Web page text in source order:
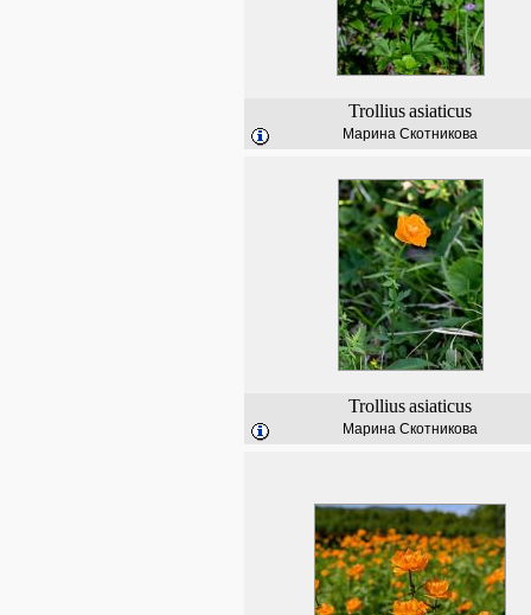
Trolliusasiaticus
Марина Скотникова
Trolliusasiaticus
Марина Скотникова